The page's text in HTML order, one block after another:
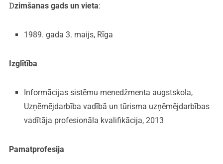
Dzimšanas gads un vieta:
1989. gada 3. maijs, Rīga
Izglītība
Informācijas sistēmu menedžmenta augstskola,
Uzņēmējdarbība vadībā un tūrisma uzņēmējdarbības
vadītāja profesionāla kvalifikācija, 2013
Pamatprofesija